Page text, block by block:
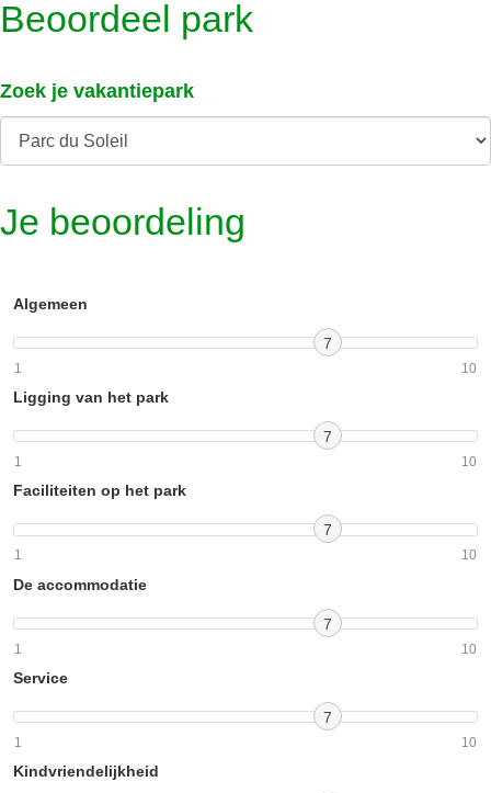
Beoordeel park
Zoek je vakantiepark
Je beoordeling
Algemeen
7
1 10
Ligging van het park
7
1 10
Faciliteiten op het park
7
1 10
De accommodatie
7
1 10
Service
7
1 10
Kindvriendelijkheid